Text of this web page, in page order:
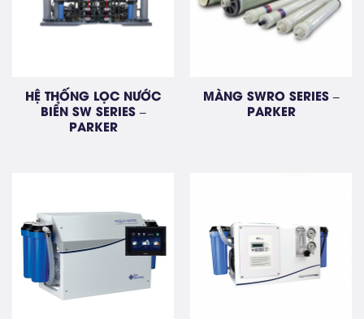
HỆ THỐNG LỌC NƯỚC
BIỂN SW SERIES –
PARKER
MÀNG SWRO SERIES –
PARKER